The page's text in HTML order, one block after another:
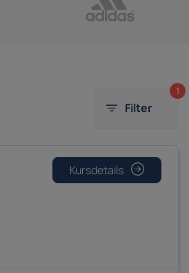
Filter
1
Kursdetails